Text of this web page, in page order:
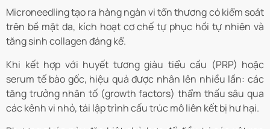
Microneedling tạo ra hàng ngàn vi tổn thương có kiểm soát
trên bề mặt da, kích hoạt cơ chế tự phục hồi tự nhiên và
tăng sinh collagen đáng kể.
Khi kết hợp với huyết tương giàu tiểu cầu (PRP) hoặc
serum tế bào gốc, hiệu quả được nhân lên nhiều lần: các
tăng trưởng nhân tố (growth factors) thẩm thấu sâu qua
các kênh vi nhỏ, tái lập trình cấu trúc mô liên kết bị hư hại.